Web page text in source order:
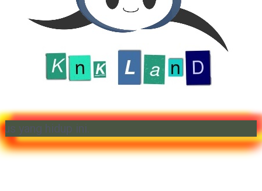
penulis kami. Selamat menikmati situs yang